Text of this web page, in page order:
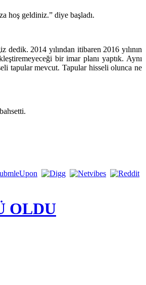
hoş geldiniz.” diye başladı.
dedik. 2014 yılından itibaren 2016 yılının
bir imar planı yaptık. Aynı
tapular mevcut. Tapular hisseli olunca ne
OLDU